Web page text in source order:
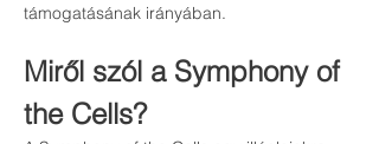
támogatásának irányában.
Miről szól a Symphony of
the Cells?